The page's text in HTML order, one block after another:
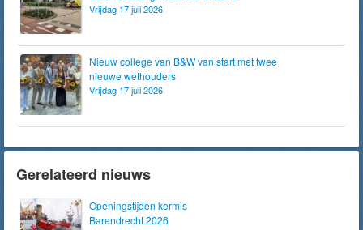
Vrijdag 17 juli 2026
Nieuw college van B&W van start met twee
nieuwe wethouders
Vrijdag 17 juli 2026
Gerelateerd nieuws
Openingstijden kermis
Barendrecht 2026